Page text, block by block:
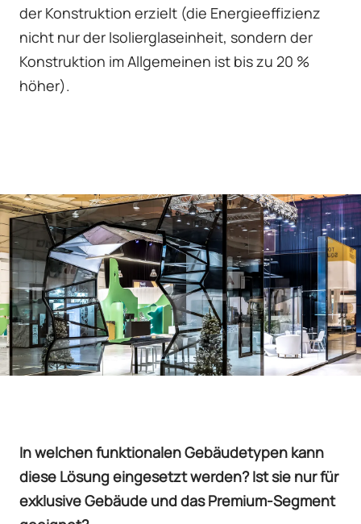
der Konstruktion erzielt (die Energieeffizienz
nicht nur der Isolierglaseinheit, sondern der
Konstruktion im Allgemeinen ist bis zu 20 %
höher).
In welchen funktionalen Gebäudetypen kann
diese Lösung eingesetzt werden? Ist sie nur für
exklusive Gebäude und das Premium-Segment